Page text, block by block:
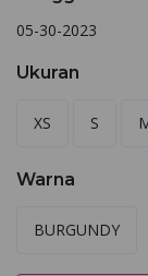
05-30-2023
Ukuran
XS S
Warna
BURGUNDY